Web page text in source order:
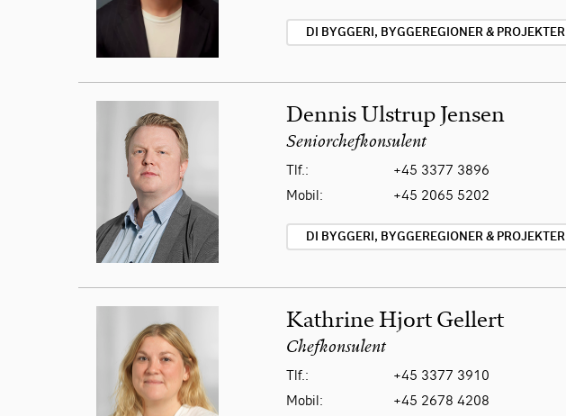
DI BYGGERI, BYGGEREGIONER & PROJEKTER
Dennis Ulstrup Jensen
Seniorchefkonsulent
Tlf.:
+45 3377 3896
Mobil:
+45 2065 5202
DI BYGGERI, BYGGEREGIONER & PROJEKTER
Kathrine Hjort Gellert
Chefkonsulent
Tlf.:
+45 3377 3910
Mobil:
+45 2678 4208